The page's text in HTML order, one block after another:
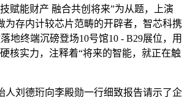
赋能财产 融合共创将来”为从题，上演
为存内计较芯片范畴的开辟者，智芯科携
地终端沉磅登场10号馆10 - B29展位，用
核实力，注释着“将来的智能，就正在触
刘德珩向李殿勋一行细致报告请示了企